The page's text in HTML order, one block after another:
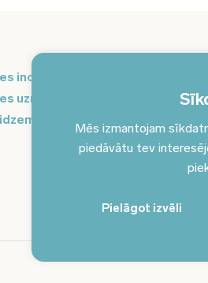
Mēs izmantojam
piedāvātu tev
Pielāgot izvēli
inovāciju nedēļa
uzņēmējdarbības centrs